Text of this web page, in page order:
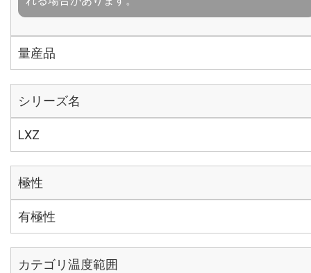
量産品
シリーズ名
LXZ
極性
有極性
カテゴリ温度範囲